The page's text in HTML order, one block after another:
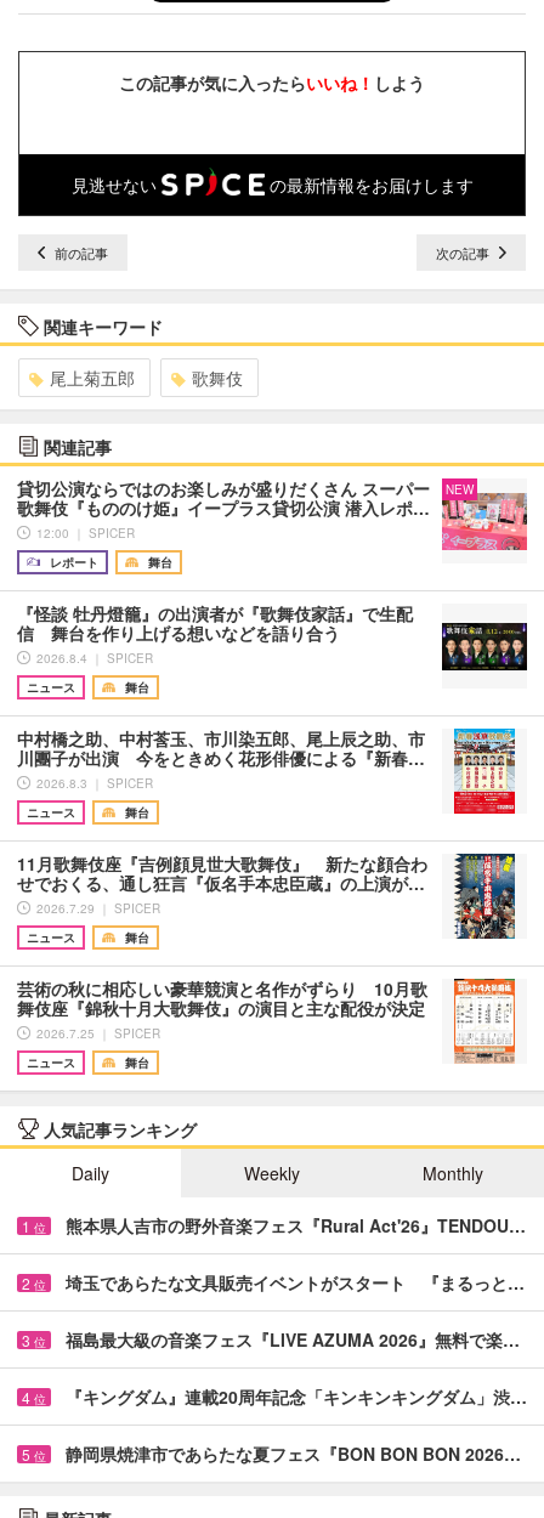
この記事が気に入ったらいいね！ しよう
見逃せない の最新情報をお届けします
前の記事 次の記事
関連キーワード
尾上菊五郎 歌舞伎
関連記事
貸切公演ならではのお楽しみが盛りだくさん スーパー
歌舞伎『もののけ姫』イープラス貸切公演 潜入レポ…
12:00 ｜ SPICER
レポート
舞台
NEW
『怪談 牡丹燈籠』の出演者が『歌舞伎家話』で生配
信 舞台を作り上げる想いなどを語り合う
2026.8.4 ｜ SPICER
ニュース
舞台
中村橋之助、中村莟玉、市川染五郎、尾上辰之助、市
川團子が出演 今をときめく花形俳優による『新春…
2026.8.3 ｜ SPICER
ニュース
舞台
11月歌舞伎座『吉例顔見世大歌舞伎』 新たな顔合わ
せでおくる、通し狂言『仮名手本忠臣蔵』の上演が…
2026.7.29 ｜ SPICER
ニュース
舞台
芸術の秋に相応しい豪華競演と名作がずらり 10月歌
舞伎座『錦秋十月大歌舞伎』の演目と主な配役が決定
2026.7.25 ｜ SPICER
ニュース
舞台
人気記事ランキング
Daily
Weekly Monthly
1 位 熊本県人吉市の野外音楽フェス『Rural Act'26』TENDOU…
2 位 埼玉であらたな文具販売イベントがスタート 『まるっと…
3 位 福島最大級の音楽フェス『LIVE AZUMA 2026』無料で楽…
4 位 『キングダム』連載20周年記念「キンキンキングダム」渋…
5 位 静岡県焼津市であらたな夏フェス『BON BON BON 2026…